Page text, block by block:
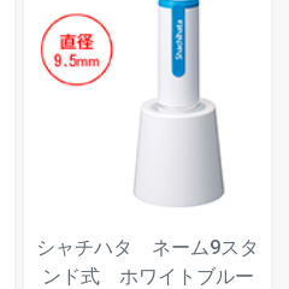
シャチハタ ネーム9スタ
ンド式 ホワイトブルー